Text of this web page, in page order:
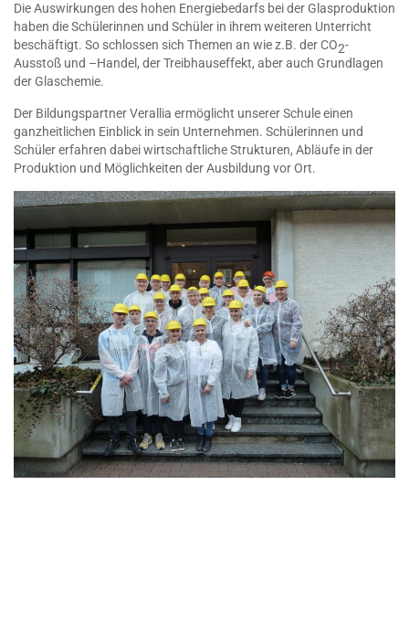
Die Auswirkungen des hohen Energiebedarfs bei der Glasproduktion
haben die Schülerinnen und Schüler in ihrem weiteren Unterricht
beschäftigt. So schlossen sich Themen an wie z.B. der CO2-
Ausstoß und –Handel, der Treibhauseffekt, aber auch Grundlagen
der Glaschemie.
Der Bildungspartner Verallia ermöglicht unserer Schule einen
ganzheitlichen Einblick in sein Unternehmen. Schülerinnen und
Schüler erfahren dabei wirtschaftliche Strukturen, Abläufe in der
Produktion und Möglichkeiten der Ausbildung vor Ort.